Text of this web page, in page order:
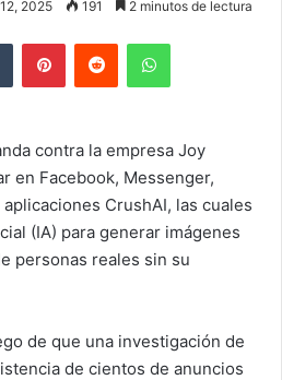
2025 191 2 minutos de lectura
contra la empresa Joy
en Facebook, Messenger,
CrushAI, las cuales
(IA) para generar imágenes
personas reales sin su
de que una investigación de
de cientos de anuncios